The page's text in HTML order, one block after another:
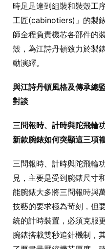
時足足達到組裝和裝殼工
工匠(cabinotiers)」的製
師全程負責機芯各部件的
殼，為江詩丹頓致力於製
動演繹。
與江詩丹頓風格及傳承總
對談
三問報時、計時與陀飛輪
新款腕錶如何突顯這三項
三問報時、計時與陀飛輪
見，主要是受到腕錶尺寸
能腕錶大多將三問報時與
技藝的要求極為苛刻，但
統的計時裝置，必須克服
腕錶搭載雙秒追針機制，